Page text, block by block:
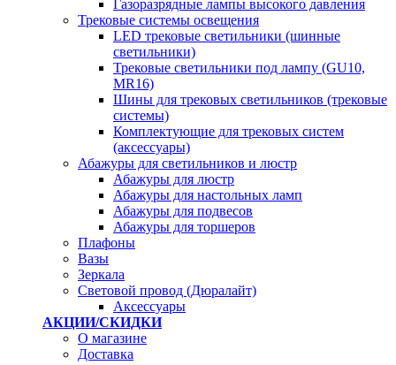
Газоразрядные лампы высокого давления
Трековые системы освещения
LED трековые светильники (шинные
светильники)
Трековые светильники под лампу (GU10,
MR16)
Шины для трековых светильников (трековые
системы)
Комплектующие для трековых систем
(аксессуары)
Абажуры для светильников и люстр
Абажуры для люстр
Абажуры для настольных ламп
Абажуры для подвесов
Абажуры для торшеров
Плафоны
Вазы
Зеркала
Световой провод (Дюралайт)
Аксессуары
АКЦИИ/СКИДКИ
О магазине
Доставка